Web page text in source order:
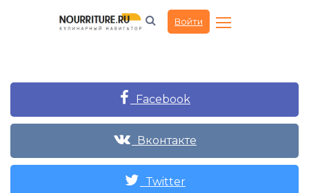
Войти
Facebook
Вконтакте
Twitter